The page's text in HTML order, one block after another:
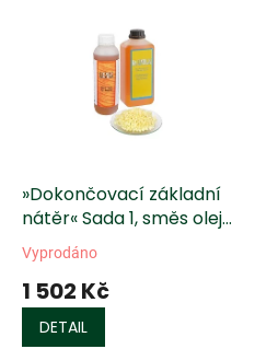
»Dokončovací základní
nátěr« Sada 1, směs oleje
a vosku Sam Maloof
Vyprodáno
1 502 Kč
DETAIL